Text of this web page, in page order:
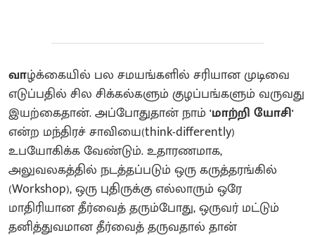
வாழ்க்கையில் பல சமயங்களில் சரியான முடிவை
எடுப்பதில் சில சிக்கல்களும் குழப்பங்களும் வருவது
இயற்கைதான். அப்போதுதான் நாம் 'மாற்றி யோசி'
என்ற மந்திரச் சாவியை(think-differently)
உபயோகிக்க வேண்டும். உதாரணமாக,
அலுவலகத்தில் நடத்தப்படும் ஒரு கருத்தரங்கில்
(Workshop), ஒரு புதிருக்கு எல்லாரும் ஒரே
மாதிரியான தீர்வைத் தரும்போது, ஒருவர் மட்டும்
தனித்துவமான தீர்வைத் தருவதால் தான்